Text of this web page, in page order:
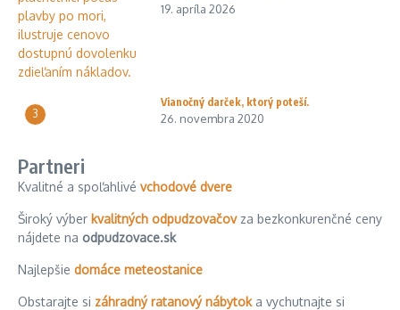
19. apríla 2026
3
Vianočný darček, ktorý poteší.
26. novembra 2020
Partneri
Kvalitné a spoľahlivé vchodové dvere
Široký výber kvalitných odpudzovačovza bezkonkurenčné ceny
nájdete na odpudzovace.sk
Najlepšie domáce meteostanice
Obstarajte si záhradný ratanový nábytoka vychutnajte si